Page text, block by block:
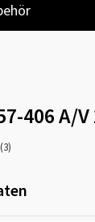
406 A/
(3)